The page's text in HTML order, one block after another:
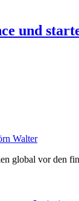
und
Walter
global vor den